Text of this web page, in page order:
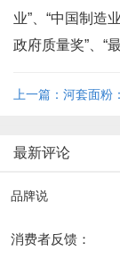
业”、“中国制造
政府质量奖”、“
上一篇：河套面
最新评论
品牌说
消费者反馈：